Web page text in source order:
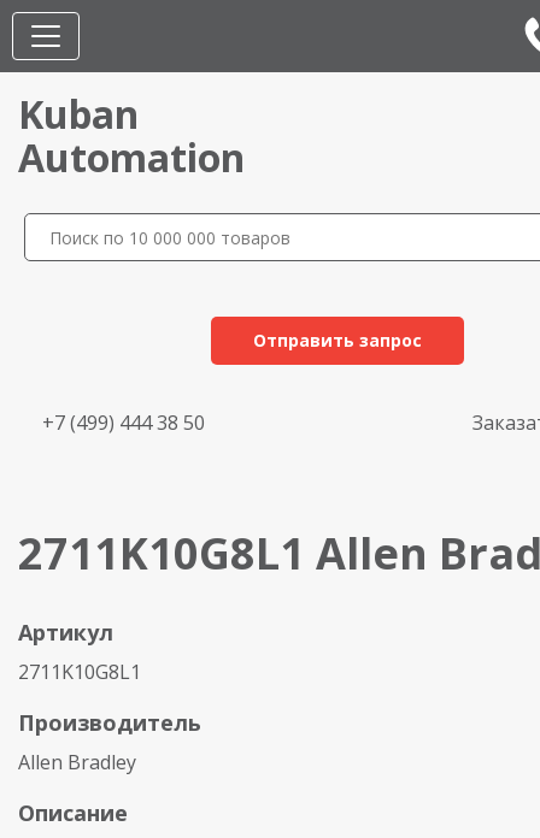
Kuban
Automation
Отправить запрос
+7 (499) 444 38 50
2711K10G8L1 Allen
Артикул
2711K10G8L1
Производитель
Allen Bradley
Описание